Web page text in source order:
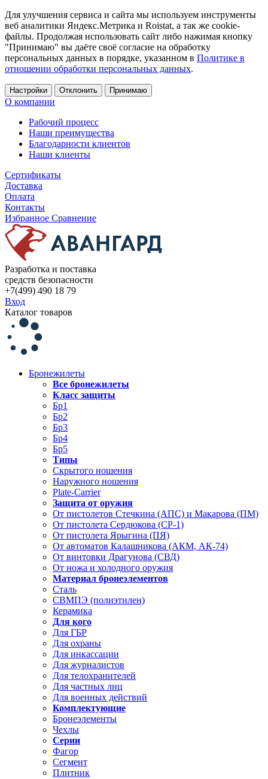
Для улучшения сервиса и сайта мы используем инструменты
веб аналитики Яндекс.Метрика и Roistat, а так же cookie-
файлы. Продолжая использовать сайт либо нажимая кнопку
"Принимаю" вы даёте своё согласие на обработку
персональных данных в порядке, указанном в Политике в
отношении обработки персональных данных.
Настройки Отклонить Принимаю
О компании
Рабочий процесс
Наши преимущества
Благодарности клиентов
Наши клиенты
Сертификаты
Доставка
Оплата
Контакты
Избранное Сравнение
Разработка и поставка
средств безопасности
+7(499) 490 18 79
Вход
Каталог товаров
Бронежилеты
Все бронежилеты
Класс защиты
Бр1
Бр2
Бр3
Бр4
Бр5
Типы
Скрытого ношения
Наружного ношения
Plate-Carrier
Защита от оружия
От пистолетов Стечкина (АПС) и Макарова (ПМ)
От пистолета Сердюкова (СР-1)
От пистолета Ярыгина (ПЯ)
От автоматов Калашникова (АКМ, АК-74)
От винтовки Драгунова (СВД)
От ножа и холодного оружия
Материал бронеэлементов
Сталь
СВМПЭ (полиэтилен)
Керамика
Для кого
Для ГБР
Для охраны
Для инкассации
Для журналистов
Для телохранителей
Для частных лиц
Для военных действий
Комплектующие
Бронеэлементы
Чехлы
Серии
Фагор
Сегмент
Плитник